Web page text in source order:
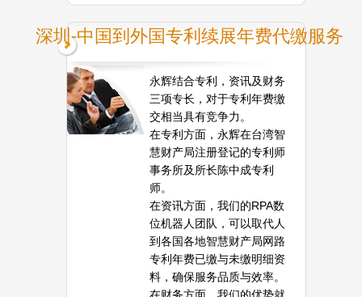
深圳-中国到外国专利续展年费代缴服务
永辉结合专利，资讯及财务
三项专长，对于专利年费缴
交相当具有竞争力。
在专利方面，永辉在台湾智
慧财产局注册登记的专利师
事务所及所长陈中成专利
师。
在资讯方面，我们的RPA数
位机器人团队，可以取代人
到各国各地智慧财产局网路
专利年费已缴与未缴明细资
料，确保服务品质与效率。